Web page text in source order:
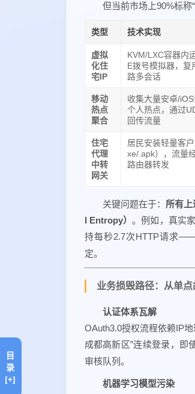
但当前市场上90%标称
类型 技术实现
虚拟
化住
宅IP
KVM/LXC容器内
E拨号模拟器，复
路多会话
移动
热点
聚合
收集大量安卓/
个人热点，通过
回传流量
住宅
代理
中转
网关
居民安装轻量客
xe/.apk），流量
路由器转发
关键问题在于： 所有
l Entropy）。例如，真实
持每秒2.7次HTTP请求——
定。
业务损毁路径：从单
认证体系瓦解
OAuth3.0授权流程依赖IP
成都高新区”连续登录，即
审核队列。
机器学习模型污染
目
录
[+]